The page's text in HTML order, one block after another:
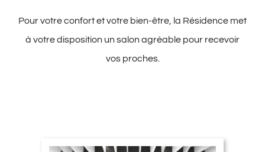
Pour votre confort et votre bien-être, la Résidence met
à votre disposition un salon agréable pour recevoir
vos proches.